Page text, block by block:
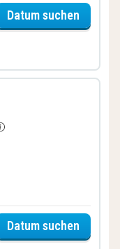
Datum suchen
Datum suchen